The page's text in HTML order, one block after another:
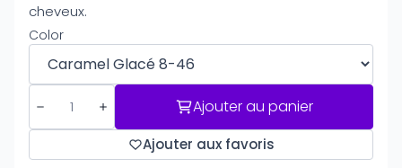
cheveux.
Color
Ajouter au panier
Ajouter aux favoris